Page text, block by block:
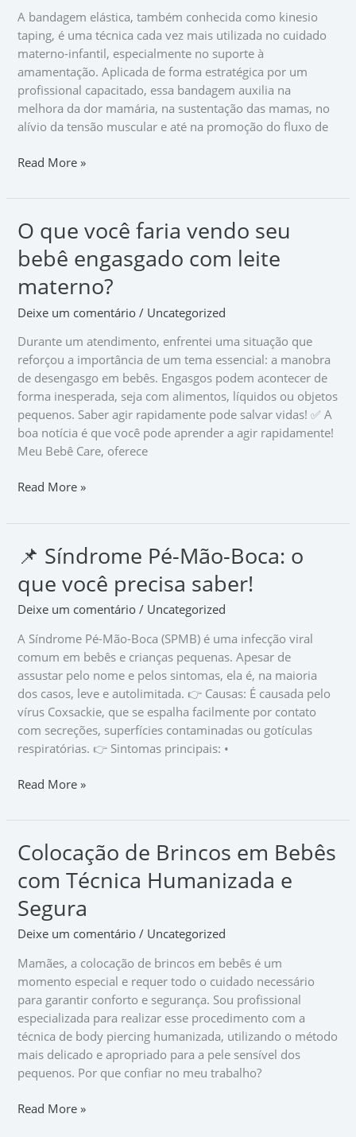
A bandagem elástica, também conhecida como kinesio
taping, é uma técnica cada vez mais utilizada no cuidado
materno-infantil, especialmente no suporte à
amamentação. Aplicada de forma estratégica por um
profissional capacitado, essa bandagem auxilia na
melhora da dor mamária, na sustentação das mamas, no
alívio da tensão muscular e até na promoção do fluxo de
e
Vantagens
Read More »
O que você faria vendo seu
bebê engasgado com leite
materno?
Deixe um comentário / Uncategorized
Durante um atendimento, enfrentei uma situação que
reforçou a importância de um tema essencial: a manobra
de desengasgo em bebês. Engasgos podem acontecer de
forma inesperada, seja com alimentos, líquidos ou objetos
pequenos. Saber agir rapidamente pode salvar vidas! ✅ A
boa notícia é que você pode aprender a agir rapidamente!
Meu Bebê Care, oferece
O
que
você
faria
vendo
seu
bebê
engasgado
com
leite
Read More »
📌 Síndrome Pé-Mão-Boca: o
que você precisa saber!
Deixe um comentário / Uncategorized
A Síndrome Pé-Mão-Boca (SPMB) é uma infecção viral
comum em bebês e crianças pequenas. Apesar de
assustar pelo nome e pelos sintomas, ela é, na maioria
dos casos, leve e autolimitada. 👉 Causas: É causada pelo
vírus Coxsackie, que se espalha facilmente por contato
com secreções, superfícies contaminadas ou gotículas
respiratórias. 👉 Sintomas principais: •
📌
Síndrome
Pé-
Mão-
o
que
você
precisa
saber!
Read More »
Colocação de Brincos em Bebês
com Técnica Humanizada e
Segura
Deixe um comentário / Uncategorized
Mamães, a colocação de brincos em bebês é um
momento especial e requer todo o cuidado necessário
para garantir conforto e segurança. Sou profissional
especializada para realizar esse procedimento com a
técnica de body piercing humanizada, utilizando o método
mais delicado e apropriado para a pele sensível dos
pequenos. Por que confiar no meu trabalho?
Colocação
de
Brincos
em
Bebês
com
Técnica
Humanizada
Segura
Read More »